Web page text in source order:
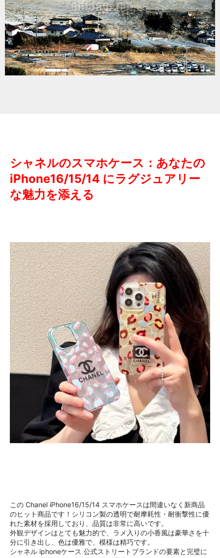
シャネルのスマホケース：あなたの
iPhone16/15/14 にラグジュアリー
な魅力を添える
この Chanel iPhone16/15/14 スマホケースは間違いなく新商品
のヒット商品です！シリコン製の透明で耐摩耗性・耐衝撃性に優
れた素材を採用しており、品質は非常に高いです。
外観デザインはとても魅力的で、ラメ入りの小香風は豪華さを十
分に引き出し、色は優雅で、模様は精巧です。
シャネル iphoneケース 公式ストリートブランドの要素と完璧に